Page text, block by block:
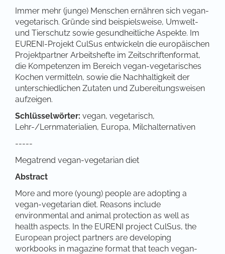
Immer mehr (junge) Menschen ernähren sich vegan-
vegetarisch. Gründe sind beispielsweise, Umwelt-
und Tierschutz sowie gesundheitliche Aspekte. Im
EURENI-Projekt CulSus entwickeln die europäischen
Projektpartner Arbeitshefte im Zeitschriftenformat,
die Kompetenzen im Bereich vegan-vegetarisches
Kochen vermitteln, sowie die Nachhaltigkeit der
unterschiedlichen Zutaten und Zubereitungsweisen
aufzeigen.
Schlüsselwörter: vegan, vegetarisch,
Lehr-/Lernmaterialien, Europa, Milchalternativen
-----
Megatrend vegan-vegetarian diet
Abstract
More and more (young) people are adopting a
vegan-vegetarian diet. Reasons include
environmental and animal protection as well as
health aspects. In the EURENI project CulSus, the
European project partners are developing
workbooks in magazine format that teach vegan-